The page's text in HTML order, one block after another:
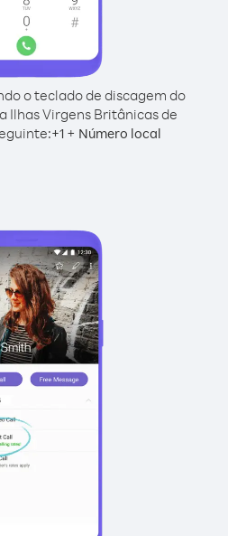
o teclado de discagem do
Ilhas Virgens Britânicas de
+1 + Número local